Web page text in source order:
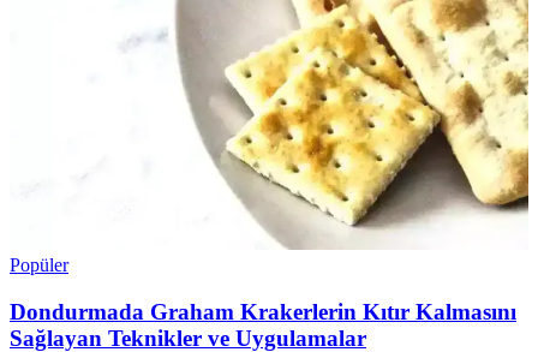
Popüler
Dondurmada Graham Krakerlerin Kıtır Kalmasını
Sağlayan Teknikler ve Uygulamalar